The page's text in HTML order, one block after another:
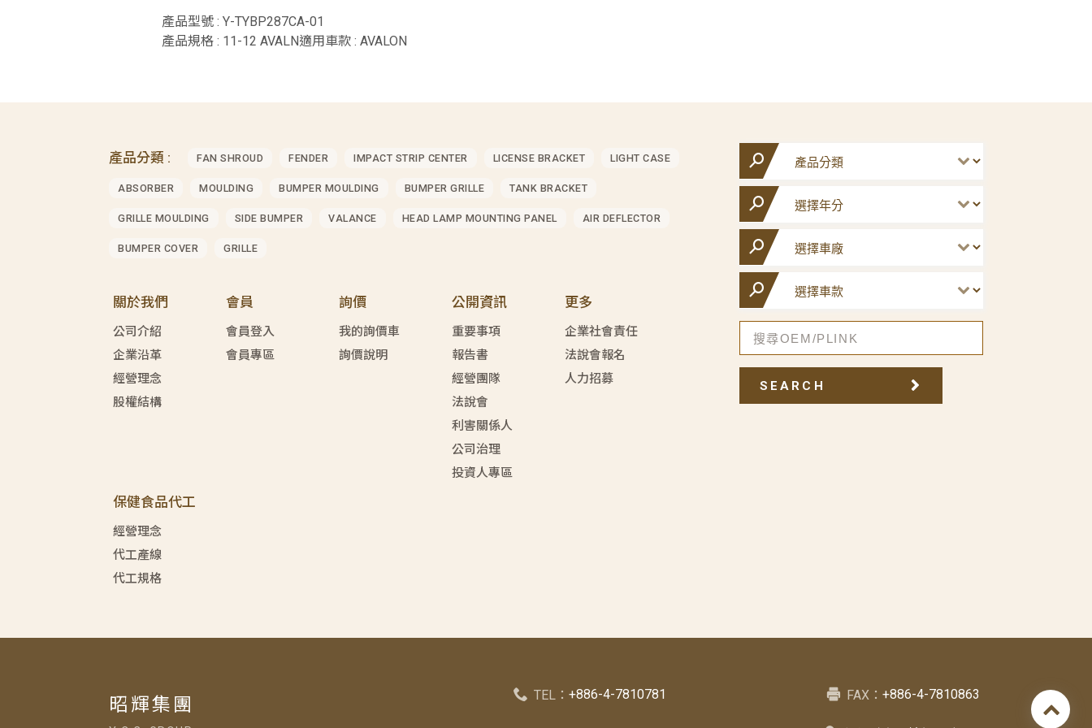
產品型號 : Y-TYBP287CA-01
產品規格 : 11-12 AVALN適用車款 : AVALON
產品分類 : FAN SHROUD FENDER IMPACT STRIP CENTER LICENSE BRACKET LIGHT CASE
ABSORBER MOULDING BUMPER MOULDING BUMPER GRILLE TANK BRACKET
GRILLE MOULDING SIDE BUMPER VALANCE HEAD LAMP MOUNTING PANEL AIR DEFLECTOR
BUMPER COVER GRILLE
關於我們
公司介紹
企業沿革
經營理念
股權結構
會員
會員登入
會員專區
詢價
我的詢價車
詢價說明
公開資訊
重要事項
報告書
經營團隊
法說會
利害關係人
公司治理
投資人專區
更多
企業社會責任
法說會報名
人力招募
保健食品代工
經營理念
代工產線
代工規格
SEARCH
昭輝集團 TEL： +886-4-7810781 FAX：+886-4-7810863